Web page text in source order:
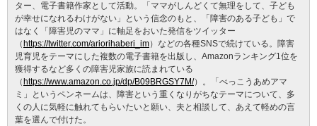
ター、電子書籍作家として活動。「ママがしんどくて無理をして、子ども
が幸せになれるわけがない」という信念のもと、「障害のある子ども」で
はなく「障害児のママ」に軸足をおいた発信をツイッター
（ https://twitter.com/ariorihaberi_im）などの各種SNSで続けている。障害
児育児をテーマにした複数の電子書籍を出版し、Amazonランキング1位を
獲得するなど多くの障害児家族に読まれている
（ https://www.amazon.co.jp/dp/B09BRGSY7M/）。「べっこうあめアマ
ミ」というペンネームは、障害という重くなりがちなテーマについて、多
くの人に気軽に触れてもらいたいと願い、夫と相談して、あえて軽めの言
葉を選んで付けた。